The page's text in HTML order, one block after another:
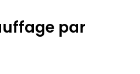
par